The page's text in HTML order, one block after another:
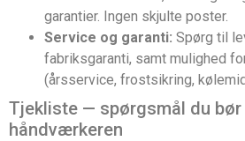
garantier. Ingen skjulte poster.
Service og garanti: Spørg til
fabriksgaranti, samt mulighed
(årsservice, frostsikring,
Tjekliste — spørgsmål du
håndværkeren